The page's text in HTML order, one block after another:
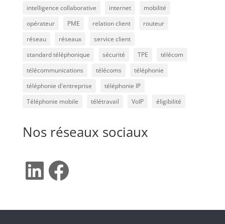
intelligence collaborative
internet
mobilité
opérateur
PME relation client
routeur
réseau
réseaux
service client
standard téléphonique
sécurité TPE
télécom
télécommunications
télécoms
téléphonie
téléphonie d'entreprise
téléphonie IP
Téléphonie mobile
télétravail VoIP éligibilité
Nos réseaux sociaux
LinkedIn
Facebook